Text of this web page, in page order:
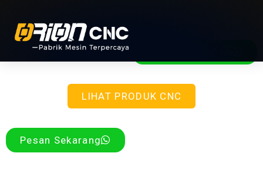
LIHAT PRODUK CNC
Pesan Sekarang